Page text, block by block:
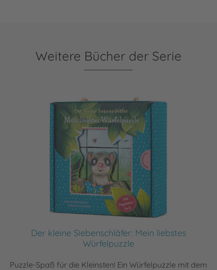
Weitere Bücher der Serie
Der kleine Siebenschläfer: Mein liebstes
Würfelpuzzle
Puzzle-Spaß für die Kleinsten! Ein Würfelpuzzle mit dem